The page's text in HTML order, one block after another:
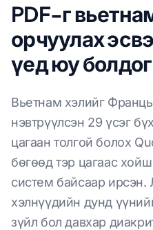
PDF-г
орчуулах
үед юу болдог
Вьетнам хэлийг
нэвтрүүлсэн 29 үсэг
цагаан толгой болох
бөгөөд тэр цагаас
систем байсаар ирсэн.
хэлнүүдийн дунд
зүйл бол давхар